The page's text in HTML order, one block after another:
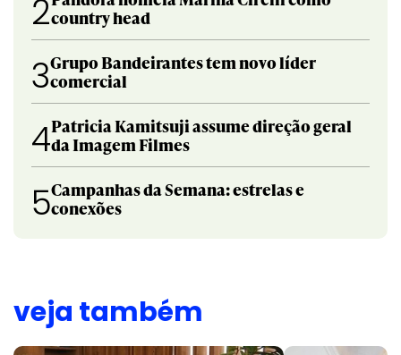
2country head
3Grupo Bandeirantes tem novo líder
comercial
4Patricia Kamitsuji assume direção geral
da Imagem Filmes
5Campanhas da Semana: estrelas e
conexões
veja também